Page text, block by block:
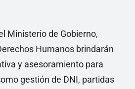
Ministerio de Gobierno,
Humanos brindarán
y asesoramiento para
gestión de DNI, partidas